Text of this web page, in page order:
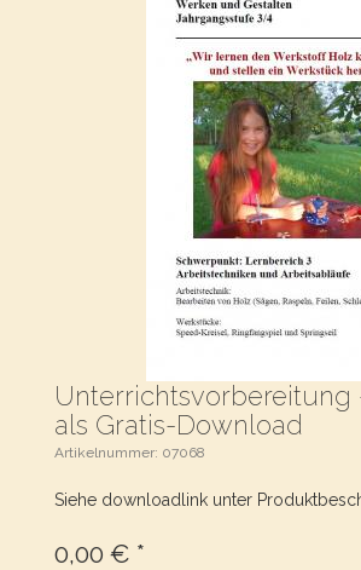
Unterrichtsvorbereitung
als Gratis-Download
Artikelnummer: 07068
Siehe downloadlink unter
0,00 € *